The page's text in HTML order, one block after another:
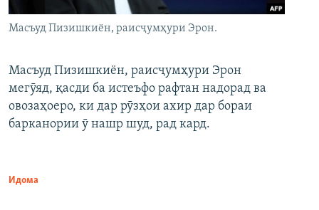
Масъуд Пизишкиён, раисҷумҳури Эрон.
Масъуд Пизишкиён, раисҷумҳури Эрон
мегӯяд, қасди ба истеъфо рафтан надорад ва
овозаҳоеро, ки дар рӯзҳои ахир дар бораи
барканории ӯ нашр шуд, рад кард.
Идома